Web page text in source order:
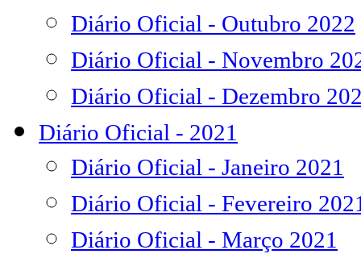
Diário Oficial - Outubro 2022
Diário Oficial - Novembro
Diário Oficial - Dezembro
Diário Oficial - 2021
Diário Oficial - Janeiro 2021
Diário Oficial - Fevereiro
Diário Oficial - Março 2021